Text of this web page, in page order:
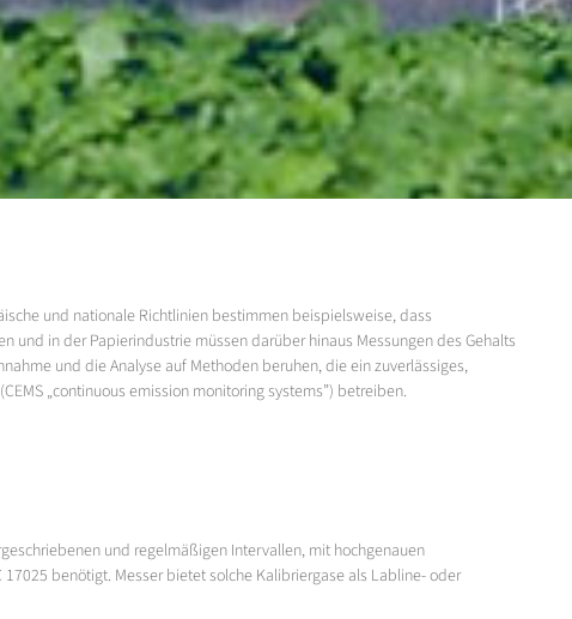
und nationale Richtlinien bestimmen beispielsweise, dass
und in der Papierindustrie müssen darüber hinaus Messungen des Gehalts
und die Analyse auf Methoden beruhen, die ein zuverlässiges,
„continuous emission monitoring systems”) betreiben.
und regelmäßigen Intervallen, mit hochgenauen
benötigt. Messer bietet solche Kalibriergase als Labline- oder